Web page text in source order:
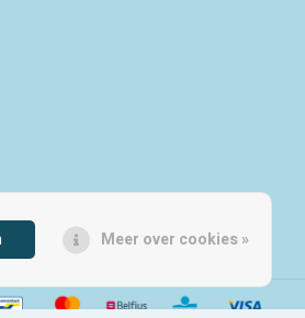
Meer over cookies »